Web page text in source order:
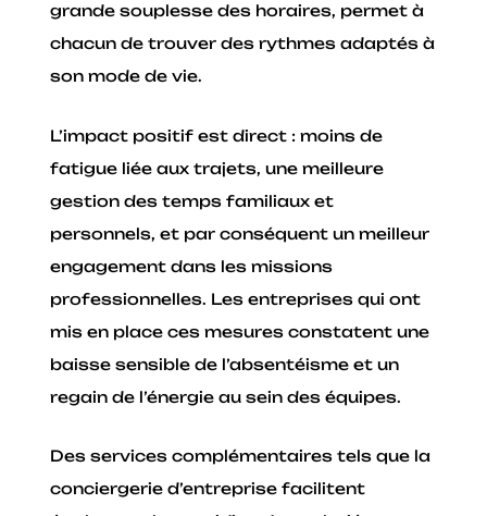
grande souplesse des horaires, permet à
chacun de trouver des rythmes adaptés à
son mode de vie.
L’impact positif est direct : moins de
fatigue liée aux trajets, une meilleure
gestion des temps familiaux et
personnels, et par conséquent un meilleur
engagement dans les missions
professionnelles. Les entreprises qui ont
mis en place ces mesures constatent une
baisse sensible de l’absentéisme et un
regain de l’énergie au sein des équipes.
Des services complémentaires tels que la
conciergerie d’entreprise facilitent